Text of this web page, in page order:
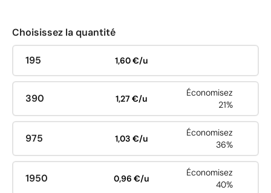
Choisissez la quantité
195 1,60 €/u
390 1,27 €/u
Économisez
21%
975 1,03 €/u
Économisez
36%
1950 0,96 €/u
Économisez
40%